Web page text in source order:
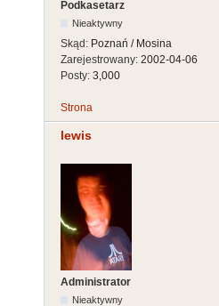
Podkasetarz
Nieaktywny
Skąd: Poznań / Mosina
Zarejestrowany: 2002-04-06
Posty: 3,000
Strona
lewis
Administrator
Nieaktywny